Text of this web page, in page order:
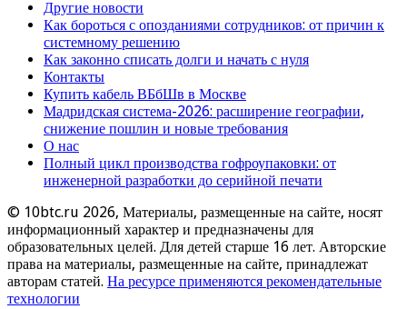
Другие новости
Как бороться с опозданиями сотрудников: от причин к
системному решению
Как законно списать долги и начать с нуля
Контакты
Купить кабель ВБбШв в Москве
Мадридская система-2026: расширение географии,
снижение пошлин и новые требования
О нас
Полный цикл производства гофроупаковки: от
инженерной разработки до серийной печати
© 10btc.ru 2026, Материалы, размещенные на сайте, носят
информационный характер и предназначены для
образовательных целей. Для детей старше 16 лет. Авторские
права на материалы, размещенные на сайте, принадлежат
авторам статей. На ресурсе применяются рекомендательные
технологии